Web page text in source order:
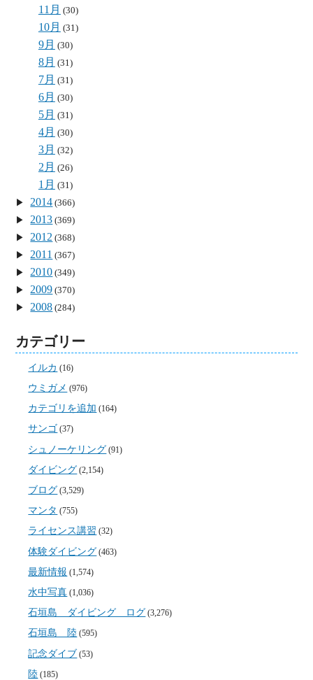
11月 (30)
10月 (31)
9月 (30)
8月 (31)
7月 (31)
6月 (30)
5月 (31)
4月 (30)
3月 (32)
2月 (26)
1月 (31)
2014 (366)
2013 (369)
2012 (368)
2011 (367)
2010 (349)
2009 (370)
2008 (284)
カテゴリー
イルカ (16)
ウミガメ (976)
カテゴリを追加 (164)
サンゴ (37)
シュノーケリング (91)
ダイビング (2,154)
ブログ (3,529)
マンタ (755)
ライセンス講習 (32)
体験ダイビング (463)
最新情報 (1,574)
水中写真 (1,036)
石垣島 ダイビング ログ (3,276)
石垣島 陸 (595)
記念ダイブ (53)
陸 (185)